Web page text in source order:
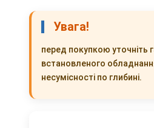
Увага!
перед покупкою уточніть
встановленого
несумісності по глибині.